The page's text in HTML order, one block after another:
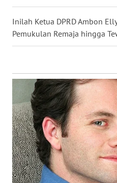
Inilah Ketua DPRD Ambon
Pemukulan Remaja hingga
WN
KALTARA
WN
KALTIM
WN
SULSEL
WN
GORONTALO